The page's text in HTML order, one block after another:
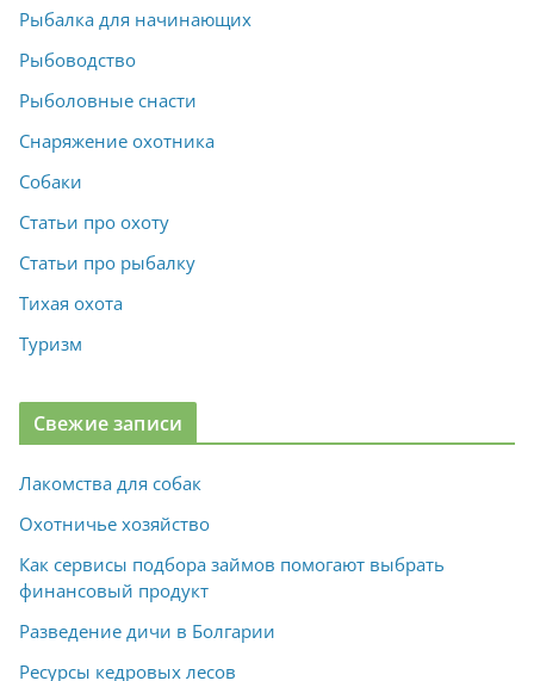
Рыбалка для начинающих
Рыбоводство
Рыболовные снасти
Снаряжение охотника
Собаки
Статьи про охоту
Статьи про рыбалку
Тихая охота
Туризм
Свежие записи
Лакомства для собак
Охотничье хозяйство
Как сервисы подбора займов помогают выбрать
финансовый продукт
Разведение дичи в Болгарии
Ресурсы кедровых лесов